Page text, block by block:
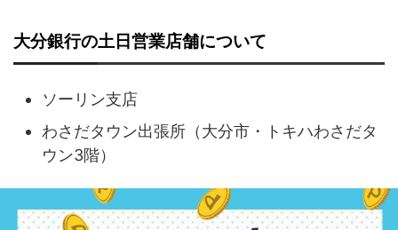
大分銀行の土日営業店舗について
ソーリン支店
わさだタウン出張所（大分市・トキハわさだタ
ウン3階）